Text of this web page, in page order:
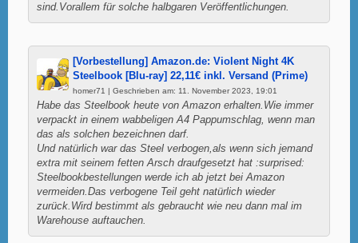
sind.Vorallem für solche halbgaren Veröffentlichungen.
[Vorbestellung] Amazon.de: Violent Night 4K
Steelbook [Blu-ray] 22,11€ inkl. Versand (Prime)
homer71 | Geschrieben am: 11. November 2023, 19:01
Habe das Steelbook heute von Amazon erhalten.Wie immer
verpackt in einem wabbeligen A4 Pappumschlag, wenn man
das als solchen bezeichnen darf.
Und natürlich war das Steel verbogen,als wenn sich jemand
extra mit seinem fetten Arsch draufgesetzt hat :surprised:
Steelbookbestellungen werde ich ab jetzt bei Amazon
vermeiden.Das verbogene Teil geht natürlich wieder
zurück.Wird bestimmt als gebraucht wie neu dann mal im
Warehouse auftauchen.